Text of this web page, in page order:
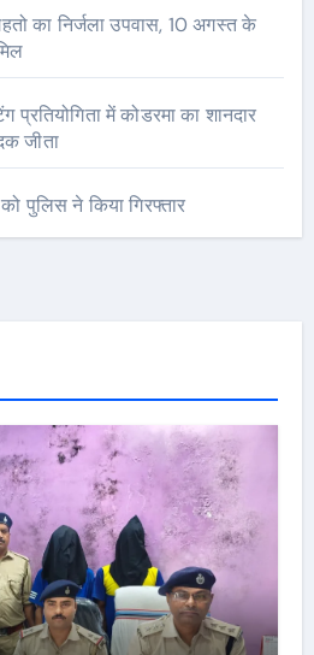
का निर्जला उपवास, 10 अगस्त के
प्रतियोगिता में कोडरमा का शानदार
जीता
पुलिस ने किया गिरफ्तार